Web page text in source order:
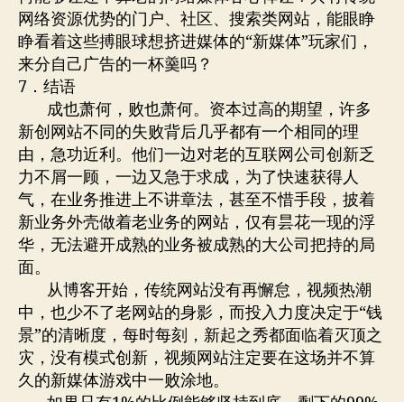
网络资源优势的门户、社区、搜索类网站，能眼睁
睁看着这些搏眼球想挤进媒体的“新媒体”玩家们，
来分自己广告的一杯羹吗？
7．结语
成也萧何，败也萧何。资本过高的期望，许多
新创网站不同的失败背后几乎都有一个相同的理
由，急功近利。他们一边对老的互联网公司创新乏
力不屑一顾，一边又急于求成，为了快速获得人
气，在业务推进上不讲章法，甚至不惜手段，披着
新业务外壳做着老业务的网站，仅有昙花一现的浮
华，无法避开成熟的业务被成熟的大公司把持的局
面。
从博客开始，传统网站没有再懈怠，视频热潮
中，也少不了老网站的身影，而投入力度决定于“钱
景”的清晰度，每时每刻，新起之秀都面临着灭顶之
灾，没有模式创新，视频网站注定要在这场并不算
久的新媒体游戏中一败涂地。